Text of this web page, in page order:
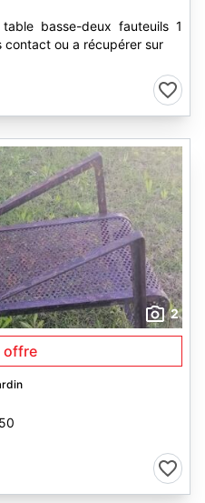
basse-deux fauteuils 1
ou a récupérer sur
2
offre